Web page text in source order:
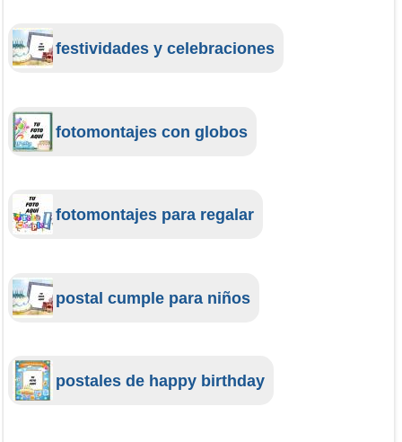
festividades y celebraciones
fotomontajes con globos
fotomontajes para regalar
postal cumple para niños
postales de happy birthday